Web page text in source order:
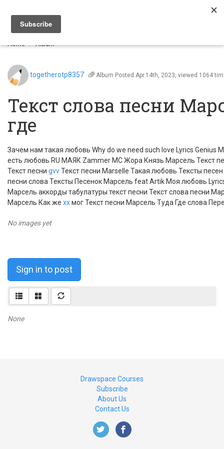
Home Album
togetherotp8357 Album Posted Apr.14th, 2023, viewed 1064
Текст слова песни
где
Зачем нам такая любовь Why do we need such love Lyrics Genius
есть любовь RU МАЯК Zammer MC Жора Князь Марсель
Текст песни gvvТекст песни Marselle Такая любовь Тексты
песни слова Тексты Песенок Марсель feat Artik Моя любовь
Марсель аккорды табулатуры текст песни Текст слова песни
Марсель Как же xxмог Текст песни Марсель Туда Где слова
No images yet
Sign in to post
None
Drawspace Courses
Subscribe
About Us
Contact Us